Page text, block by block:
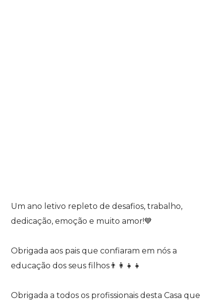
Um ano letivo repleto de desafios, trabalho,
dedicação, emoção e muito amor!💙
Obrigada aos pais que confiaram em nós a
educação dos seus filhos👨‍👩‍👧‍👧
Obrigada a todos os profissionais desta Casa que